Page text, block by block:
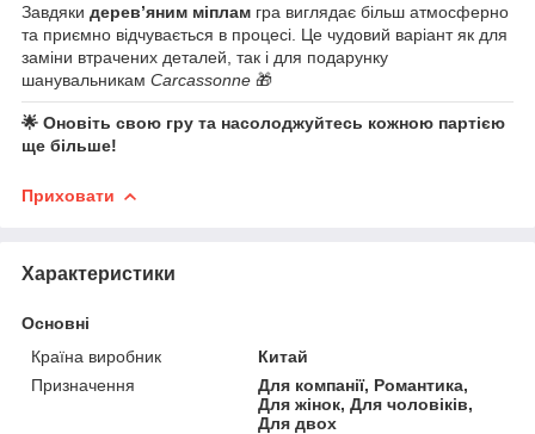
Завдяки дерев’яним міплам гра виглядає більш атмосферно
та приємно відчувається в процесі. Це чудовий варіант як для
заміни втрачених деталей, так і для подарунку
шанувальникам Carcassonne 🎁
🌟 Оновіть свою гру та насолоджуйтесь кожною партією
ще більше!
Приховати
Характеристики
Основні
Країна виробник
Китай
Призначення
Для компанії, Романтика,
Для жінок, Для чоловіків,
Для двох